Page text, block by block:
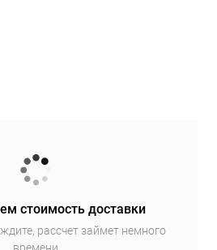
стоимость доставки
рассчет займет немного
времени